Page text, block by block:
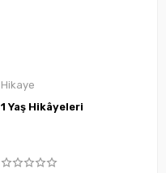
Hikaye
1 Yaş Hikâyeleri